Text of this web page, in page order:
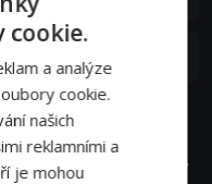
15. 11. 2023
Vzpomínka v
cookie.
a analýze
cookie.
našich
reklamními a
je mohou